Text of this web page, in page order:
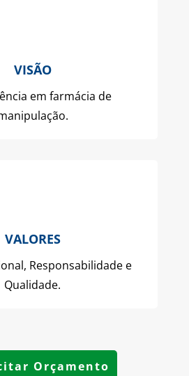
VISÃO
em farmácia de
VALORES
Responsabilidade e
Qualidade.
Orçamento